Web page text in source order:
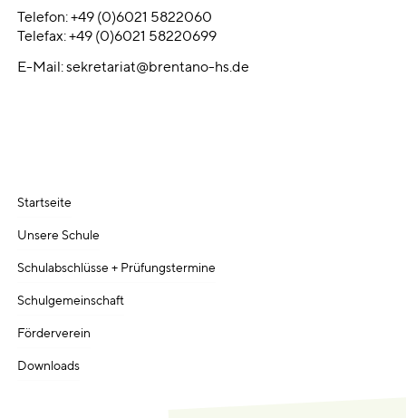
Telefon: +49 (0)6021 5822060
Telefax: +49 (0)6021 58220699
E-Mail:sekretariat@brentano-hs.de
Startseite
Unsere Schule
Schulabschlüsse + Prüfungstermine
Schulgemeinschaft
Förderverein
Downloads